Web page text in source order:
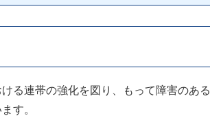
る連帯の強化を図り、もって障害のあ
す。